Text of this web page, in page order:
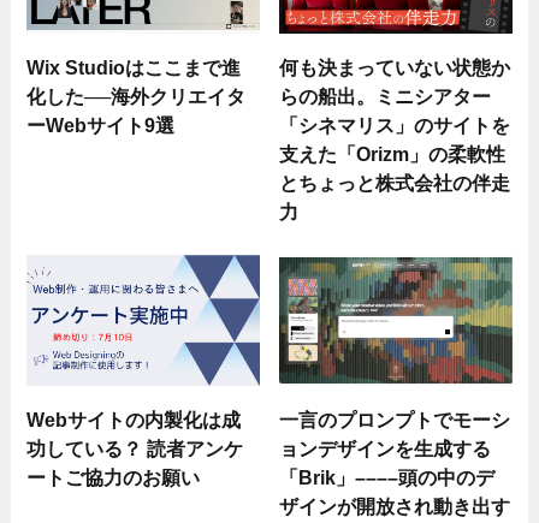
Wix Studioはここまで進
化した──海外クリエイタ
ーWebサイト9選
何も決まっていない状態か
らの船出。ミニシアター
「シネマリス」のサイトを
支えた「Orizm」の柔軟性
とちょっと株式会社の伴走
力
Webサイトの内製化は成
功している？ 読者アンケ
ートご協力のお願い
一言のプロンプトでモーシ
ョンデザインを生成する
「Brik」––––頭の中のデ
ザインが開放され動き出す